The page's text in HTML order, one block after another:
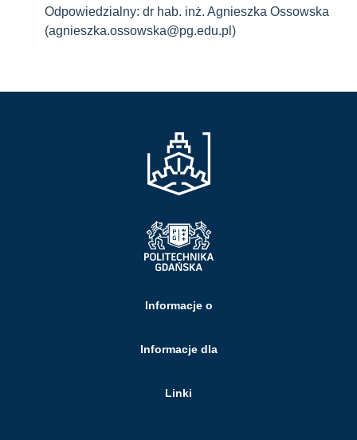
Odpowiedzialny: dr hab. inż. Agnieszka Ossowska
(agnieszka.ossowska@pg.edu.pl)
Informacje o
Informacje dla
Linki